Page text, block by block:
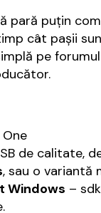
pară puțin
cât pașii
pe
de calitate,
, sau o variantă
Windows –